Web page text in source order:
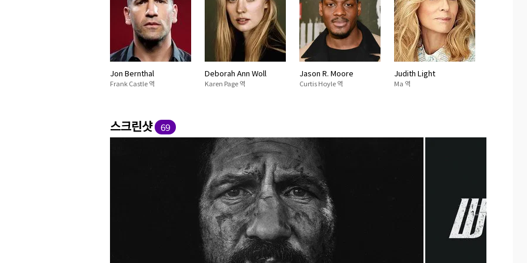
Jon Bernthal
Frank Castle 역
Deborah Ann Woll
Karen Page 역
Jason R. Moore
Curtis Hoyle 역
Judith Light
Ma 역
스크린샷 69